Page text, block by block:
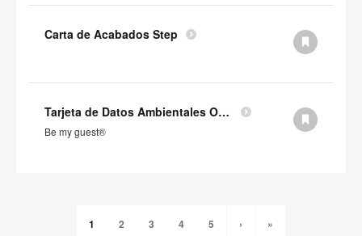
Carta de Acabados Step
Tarjeta de Datos Ambientales Orangebox Be my guest® (en inglés)
Be my guest®
1 2 3 4 5 › »